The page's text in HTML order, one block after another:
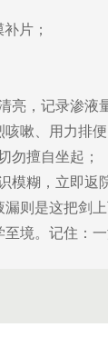
片；
亮，记录渗液
嗽、用力排便
勿擅自坐起；
模糊，立即返
则是这把剑
境。记住：